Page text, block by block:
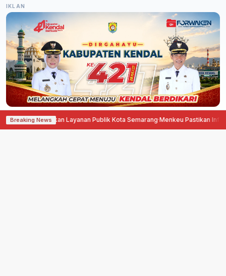
IKLAN
Breaking News
Tingkatkan Layanan Publik Kota Semarang·Menkeu Pastikan